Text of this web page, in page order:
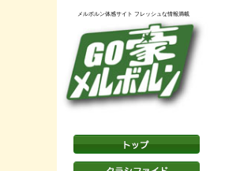
メルボルン体感サイト フレッシュな情報満載